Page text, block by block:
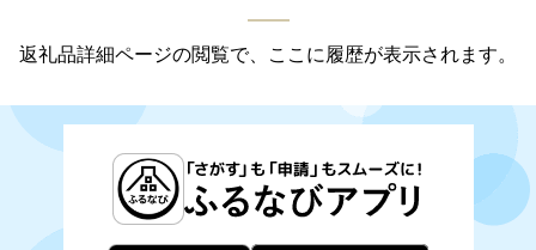
返礼品詳細ページの閲覧で、ここに履歴が表示されます。